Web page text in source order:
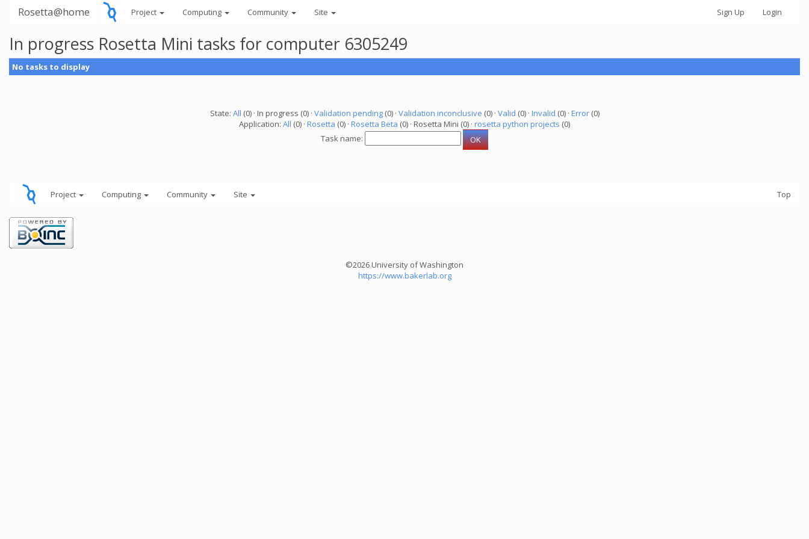
Rosetta@home Project Computing Community Site Sign Up Login
In progress Rosetta Mini tasks for computer 6305249
No tasks to display
State: All (0) · In progress (0) · Validation pending(0) · Validation inconclusive (0) · Valid (0) · Invalid (0) · Error(0)
Application: All (0) · Rosetta (0) · Rosetta Beta (0) · Rosetta Mini (0) · rosetta python projects (0)
Task name:
Project Computing Community Site Top
©2026 University of Washington
https://www.bakerlab.org